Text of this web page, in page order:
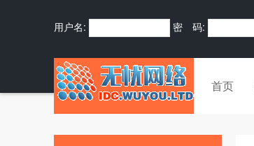
用户名: 密 码:
首页